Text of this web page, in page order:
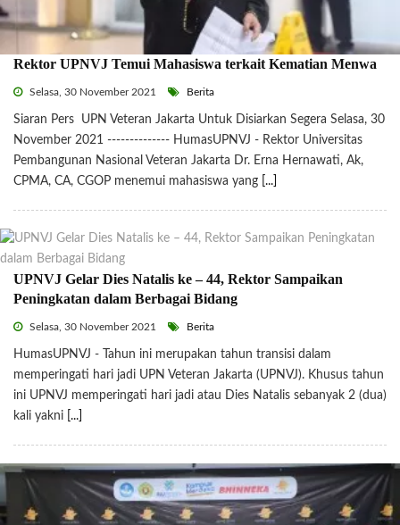
Rektor UPNVJ Temui Mahasiswa terkait Kematian Menwa
Selasa, 30 November 2021 Berita
Siaran Pers UPN Veteran Jakarta Untuk Disiarkan Segera Selasa, 30
November 2021 -------------- HumasUPNVJ - Rektor Universitas
Pembangunan Nasional Veteran Jakarta Dr. Erna Hernawati, Ak,
CPMA, CA, CGOP menemui mahasiswa yang
[...]
UPNVJ Gelar Dies Natalis ke – 44, Rektor Sampaikan
Peningkatan dalam Berbagai Bidang
Selasa, 30 November 2021 Berita
HumasUPNVJ - Tahun ini merupakan tahun transisi dalam
memperingati hari jadi UPN Veteran Jakarta (UPNVJ). Khusus tahun
ini UPNVJ memperingati hari jadi atau Dies Natalis sebanyak 2 (dua)
kali yakni
[...]